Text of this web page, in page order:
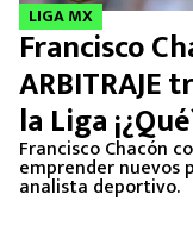
LIGA MX
Francisco
la Liga
Francisco Chacón
emprender nuevos
analista deportivo.